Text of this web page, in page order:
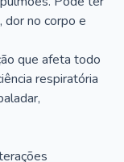
dor no corpo e
que afeta todo
respiratória